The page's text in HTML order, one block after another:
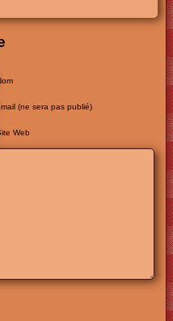
(ne sera pas publié)
Web